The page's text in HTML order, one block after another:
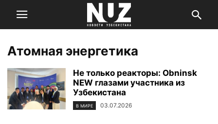
Атомная энергетика
Не только реакторы: Obninsk
NEW глазами участника из
Узбекистана
В МИРЕ 03.07.2026